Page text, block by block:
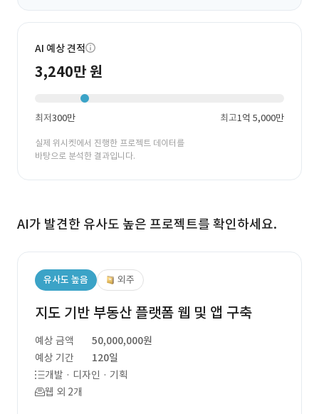
AI 예상 견적
3,240만 원
최저300만 최고1억 5,000만
실제 위시켓에서 진행한 프로젝트 데이터를
바탕으로 분석한 결과입니다.
AI가 발견한 유사도 높은 프로젝트를 확인하세요.
유사도 높음 외주
지도 기반 부동산 플랫폼 웹 및 앱 구축
예상 금액
50,000,000원
예상 기간
120일
개발 · 디자인 · 기획
웹 외 2개